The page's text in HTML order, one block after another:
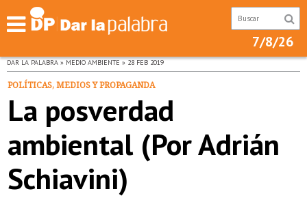
7/8/26
DAR LA PALABRA » MEDIO AMBIENTE » 28 FEB 2019
POLÍTICAS, MEDIOS Y PROPAGANDA
La posverdad
ambiental (Por Adrián
Schiavini)